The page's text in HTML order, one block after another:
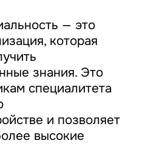
— это
которая
знания. Это
специалитета
и позволяет
высокие